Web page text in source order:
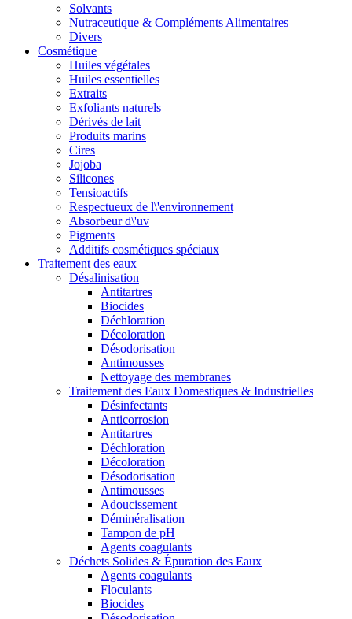
Solvants
Nutraceutique & Compléments Alimentaires
Divers
Cosmétique
Huiles végétales
Huiles essentielles
Extraits
Exfoliants naturels
Dérivés de lait
Produits marins
Cires
Jojoba
Silicones
Tensioactifs
Respectueux de l\'environnement
Absorbeur d\'uv
Pigments
Additifs cosmétiques spéciaux
Traitement des eaux
Désalinisation
Antitartres
Biocides
Déchloration
Décoloration
Désodorisation
Antimousses
Nettoyage des membranes
Traitement des Eaux Domestiques & Industrielles
Désinfectants
Anticorrosion
Antitartres
Déchloration
Décoloration
Désodorisation
Antimousses
Adoucissement
Déminéralisation
Tampon de pH
Agents coagulants
Déchets Solides & Épuration des Eaux
Agents coagulants
Floculants
Biocides